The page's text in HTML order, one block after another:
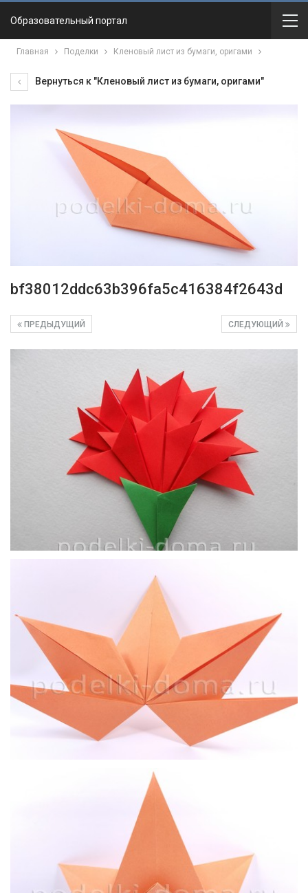
Образовательный портал
Главная Поделки Кленовый лист из бумаги, оригами
Вернуться к "Кленовый лист из бумаги, оригами"
bf38012ddc63b396fa5c416384f2643d
СЛЕДУЮЩИЙ
ПРЕДЫДУЩИЙ